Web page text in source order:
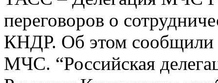
переговоров о
КНДР. Об этом сообщили
МЧС. “Российская